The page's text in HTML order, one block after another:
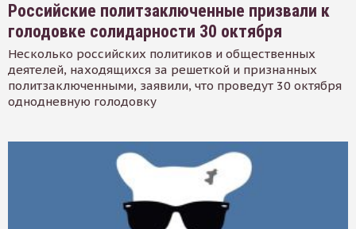
Российские политзаключенные призвали к
голодовке солидарности 30 октября
Несколько российских политиков и общественных
деятелей, находящихся за решеткой и признанных
политзаключенными, заявили, что проведут 30 октября
однодневную голодовку